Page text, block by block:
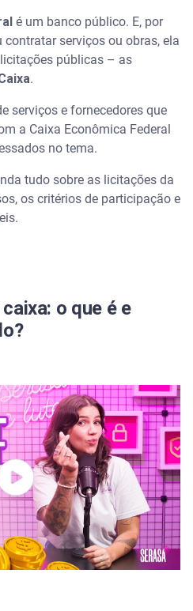
Caixa Econômica
para fornecedores
de uma licitação da
para participar
saber quem ganhou um
Caixa?
sua empresa a se
é um banco público. E, por
serviços ou obras, ela
públicas – as
.
serviços e fornecedores que
a Caixa Econômica Federal
no tema.
tudo sobre as licitações da
os critérios de participação e
o que é e